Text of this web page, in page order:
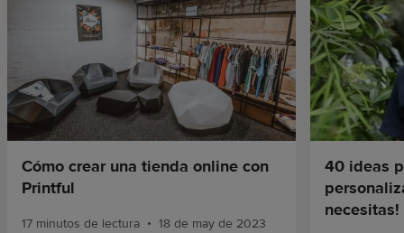
Cómo crear una tienda online con
Printful
17 minutos de lectura • 18 de may de 2023
40 ideas
necesitas!